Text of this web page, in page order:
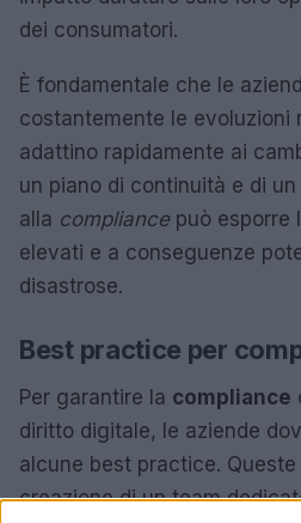
dei consumatori.
È fondamentale che le
costantemente le evoluzioni
adattino rapidamente ai
un piano di continuità e di
alla compliancepuò esporre
elevati e a conseguenze
disastrose.
Best practice per
Per garantire la compliance
diritto digitale, le aziende
alcune best practice.
creazione di un team